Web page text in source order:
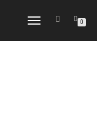
DÉPLIER
NAVIGATION
0